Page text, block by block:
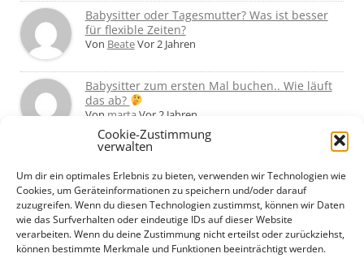
Cookie-Zustimmung
verwalten
Um dir ein optimales Erlebnis zu bieten, verwenden wir Technologien wie
Cookies, um Geräteinformationen zu speichern und/oder darauf
zuzugreifen. Wenn du diesen Technologien zustimmst, können wir Daten
wie das Surfverhalten oder eindeutige IDs auf dieser Website
verarbeiten. Wenn du deine Zustimmung nicht erteilst oder zurückziehst,
können bestimmte Merkmale und Funktionen beeinträchtigt werden.
Babysitter oder Tagesmutter? Was ist besser
für flexible Zeiten?
Von BeateVor 2 Jahren
Babysitter zum ersten Mal buchen.. Wie läuft
das ab?
Von martaVor 2 Jahren
Ab wann Babysitter allein mit dem Kind
lassen?
VonBasti Vor 2 Jahren
Babysitter ab 14 – Was haltet ihr davon?
VonHorstVor 2 Jahren